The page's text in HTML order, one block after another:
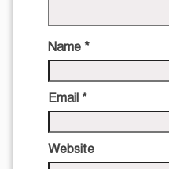
Name *
Email *
Website